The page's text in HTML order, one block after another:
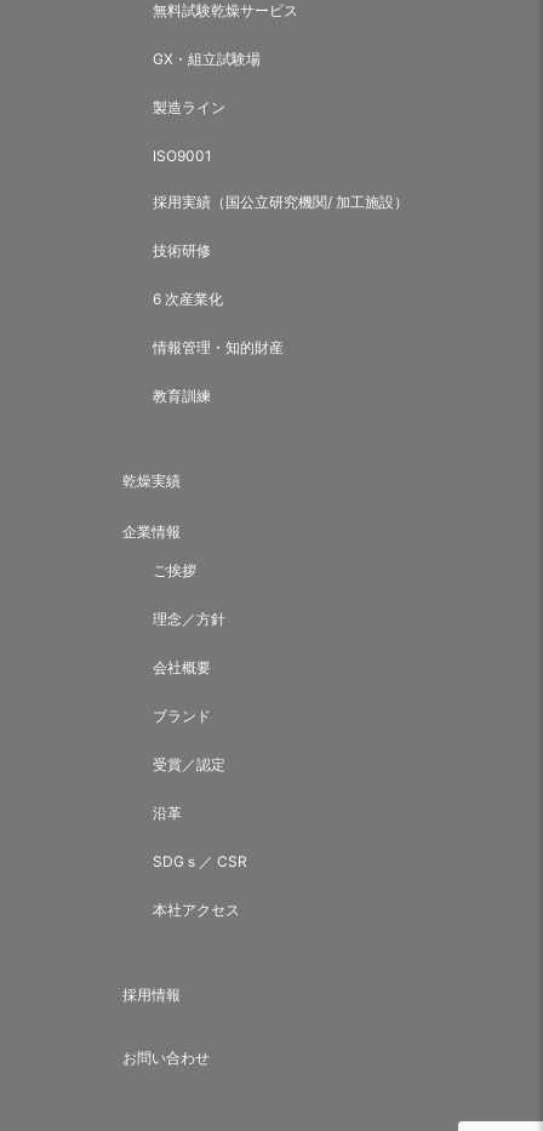
無料試験乾燥サービス
GX・組立試験場
製造ライン
ISO9001
採用実績（国公立研究機関/ 加工施設）
技術研修
6 次産業化
情報管理・知的財産
教育訓練
乾燥実績
企業情報
ご挨拶
理念／方針
会社概要
ブランド
受賞／認定
沿革
SDGｓ／ CSR
本社アクセス
採用情報
お問い合わせ